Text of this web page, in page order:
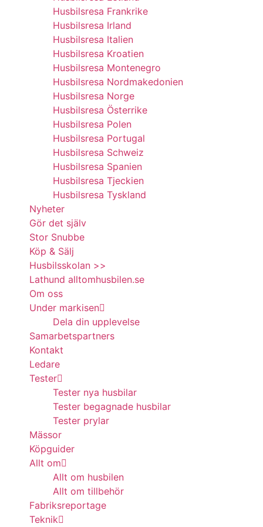
Husbilsresa Frankrike
Husbilsresa Irland
Husbilsresa Italien
Husbilsresa Kroatien
Husbilsresa Montenegro
Husbilsresa Nordmakedonien
Husbilsresa Norge
Husbilsresa Österrike
Husbilsresa Polen
Husbilsresa Portugal
Husbilsresa Schweiz
Husbilsresa Spanien
Husbilsresa Tjeckien
Husbilsresa Tyskland
Nyheter
Gör det själv
Stor Snubbe
Köp & Sälj
Husbilsskolan >>
Lathund alltomhusbilen.se
Om oss
Under markisen
Dela din upplevelse
Samarbetspartners
Kontakt
Ledare
Tester
Tester nya husbilar
Tester begagnade husbilar
Tester prylar
Mässor
Köpguider
Allt om
Allt om husbilen
Allt om tillbehör
Fabriksreportage
Teknik